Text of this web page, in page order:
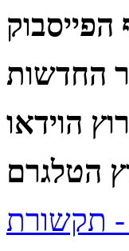
תקשורת